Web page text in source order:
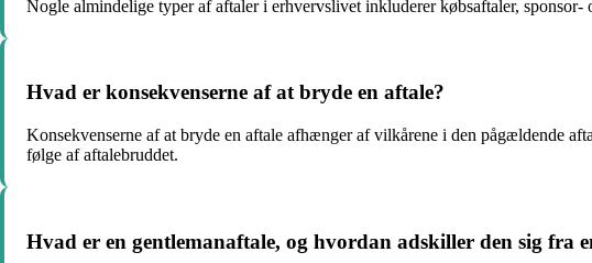
Nogle almindelige typer af aftaler i erhvervslivet inkluderer købsaftaler,
Hvad er konsekvenserne af at bryde en aftale?
Konsekvenserne af at bryde en aftale afhænger af vilkårene i den pågældende
følge af aftalebruddet.
Hvad er en gentlemanaftale, og hvordan adskiller den sig fra